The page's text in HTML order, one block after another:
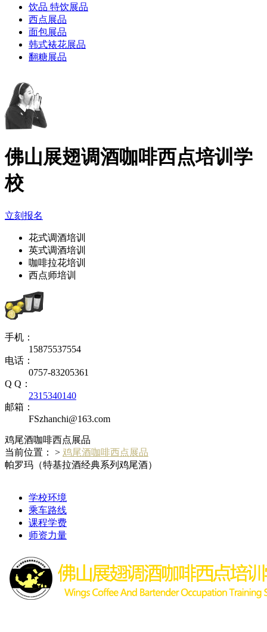
饮品 特饮展品
西点展品
面包展品
韩式裱花展品
翻糖展品
佛山展翅调酒咖啡西点培训学
校
立刻报名
花式调酒培训
英式调酒培训
咖啡拉花培训
西点师培训
手机：
15875537554
电话：
0757-83205361
Q Q：
2315340140
邮箱：
FSzhanchi@163.com
鸡尾酒咖啡西点展品
当前位置： > 鸡尾酒咖啡西点展品
帕罗玛（特基拉酒经典系列鸡尾酒）
学校环境
乘车路线
课程学费
师资力量